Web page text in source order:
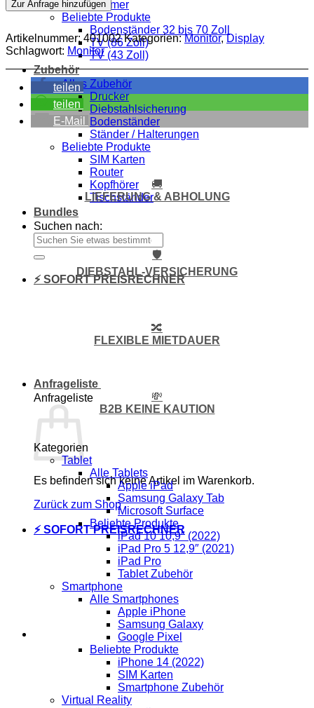
Beamer
Beliebte Produkte
Bodenständer 32 bis 70 Zoll
TV (86 Zoll)
TV (43 Zoll)
Zubehör
Alles Zubehör
Drucker
Diebstahlsicherung
Bodenständer
Ständer / Halterungen
Beliebte Produkte
SIM Karten
Router
Kopfhörer
Tischständer
Bundles
Suchen nach:
⚡ SOFORT PREISRECHNER
Anfrageliste
Anfrageliste
Es befinden sich keine Artikel im Warenkorb.
Zurück zum Shop
⚡ SOFORT PREISRECHNER
Zur Anfrage hinzufügen
Artikelnummer: 401002 Kategorien:Monitor,Display
Schlagwort: Monitor
teilen
teilen
E-Mail
🚚
LIEFERUNG & ABHOLUNG
🛡️
DIEBSTAHL-VERSICHERUNG
🔀
FLEXIBLE MIETDAUER
💸
B2B KEINE KAUTION
Kategorien
Tablet
Alle Tablets
Apple iPad
Samsung Galaxy Tab
Microsoft Surface
Beliebte Produkte
iPad 10 10,9″ (2022)
iPad Pro 5 12,9″ (2021)
iPad Pro
Tablet Zubehör
Smartphone
Alle Smartphones
Apple iPhone
Samsung Galaxy
Google Pixel
Beliebte Produkte
iPhone 14 (2022)
SIM Karten
Smartphone Zubehör
Virtual Reality